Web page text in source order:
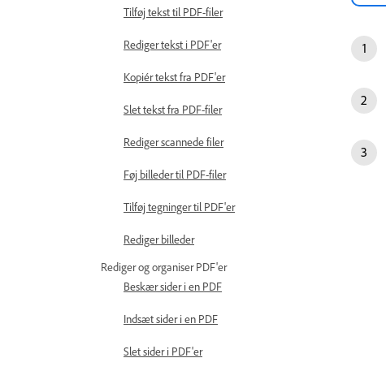
Tilføj tekst til PDF-filer
Rediger tekst i PDF'er
Kopiér tekst fra PDF'er
Slet tekst fra PDF-filer
Rediger scannede filer
Føj billeder til PDF-filer
Tilføj tegninger til PDF'er
Rediger billeder
Rediger og organiser PDF'er
Beskær sider i en PDF
Indsæt sider i en PDF
Slet sider i PDF'er